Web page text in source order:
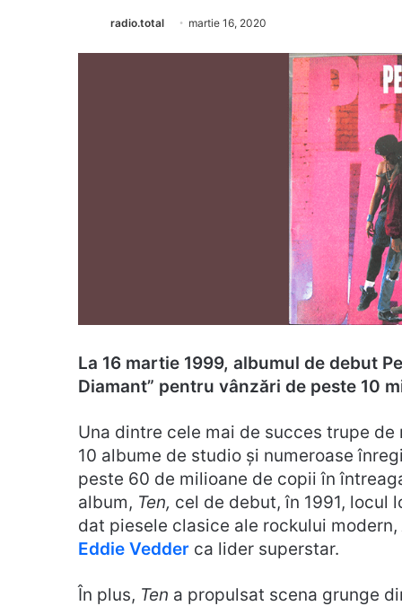
radio.total martie 16, 2020
La 16 martie 1999, albumul de debut
Diamant” pentru vânzări de peste 10
Una dintre cele mai de succes trupe
10 albume de studio și numeroase
peste 60 de milioane de copii în
album, Ten, cel de debut, în 1991,
dat piesele clasice ale rockului modern,
Eddie Vedder ca lider superstar.
În plus, Ten a propulsat scena grunge